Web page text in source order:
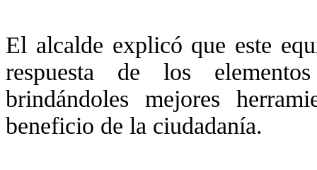
El alcalde explicó que este
respuesta de los
brindándoles mejores
beneficio de la ciudadanía.